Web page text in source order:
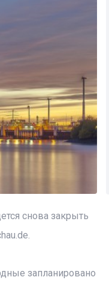
снова закрыть
запланировано